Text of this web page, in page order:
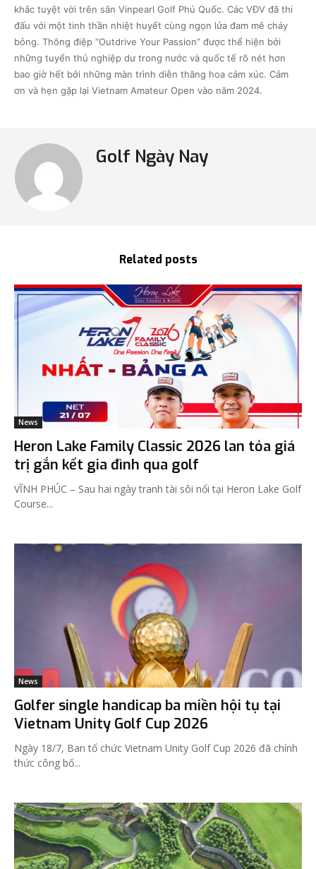
khắc tuyệt vời trên sân Vinpearl Golf Phú Quốc. Các VĐV đã thi
đấu với một tinh thần nhiệt huyết cùng ngọn lửa đam mê cháy
bỏng. Thông điệp “Outdrive Your Passion” được thể hiện bởi
những tuyển thủ nghiệp dư trong nước và quốc tế rõ nét hơn
bao giờ hết bởi những màn trình diễn thăng hoa cảm xúc. Cảm
ơn và hẹn gặp lại Vietnam Amateur Open vào năm 2024.
Golf Ngày Nay
Related posts
News
Heron Lake Family Classic 2026 lan tỏa giá
trị gắn kết gia đình qua golf
VĨNH PHÚC – Sau hai ngày tranh tài sôi nổi tại Heron Lake Golf
Course...
News
Golfer single handicap ba miền hội tụ tại
Vietnam Unity Golf Cup 2026
Ngày 18/7, Ban tổ chức Vietnam Unity Golf Cup 2026 đã chính
thức công bố...